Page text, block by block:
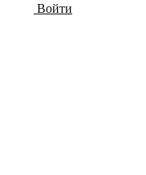
Войти